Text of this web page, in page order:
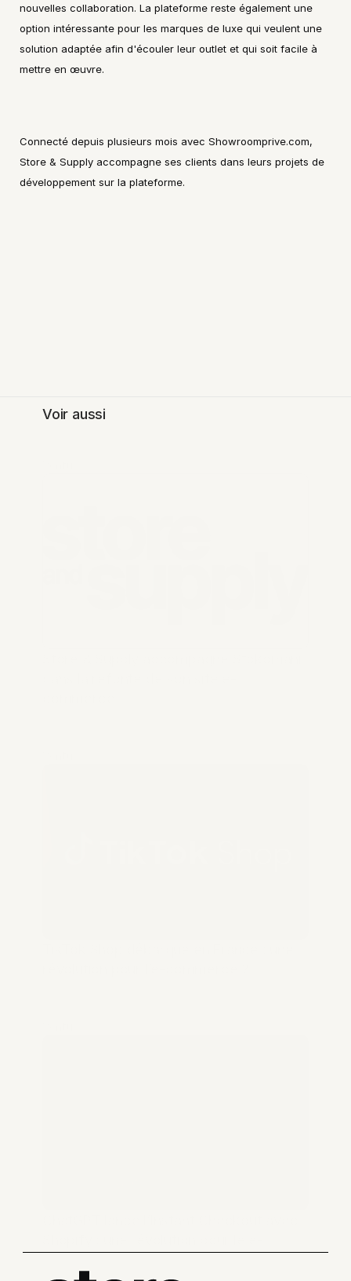
nouvelles collaboration. La plateforme reste également une
option intéressante pour les marques de luxe qui veulent une
solution adaptée afin d'écouler leur outlet et qui soit facile à
mettre en œuvre.
Connecté depuis plusieurs mois avec Showroomprive.com,
Store & Supply accompagne ses clients dans leurs projets de
développement sur la plateforme.
Voir aussi